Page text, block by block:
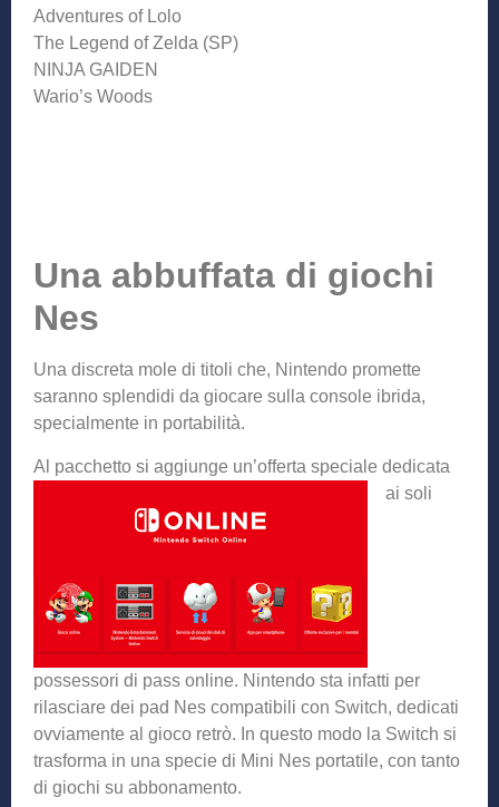
Adventures of Lolo
The Legend of Zelda (SP)
NINJA GAIDEN
Wario’s Woods
Una abbuffata di giochi
Nes
Una discreta mole di titoli che, Nintendo promette
saranno splendidi da giocare sulla console ibrida,
specialmente in portabilità.
Al pacchetto si aggiunge un’offerta speciale dedicata
ai soli
possessori di pass online. Nintendo sta infatti per
rilasciare dei pad Nes compatibili con Switch, dedicati
ovviamente al gioco retrò. In questo modo la Switch si
trasforma in una specie di Mini Nes portatile, con tanto
di giochi su abbonamento.